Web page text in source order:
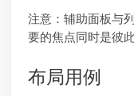
注意：辅助面板与
要的焦点同时是彼
布局用例